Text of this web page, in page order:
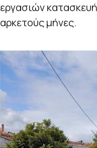
εργασιών
αρκετούς μήνες.